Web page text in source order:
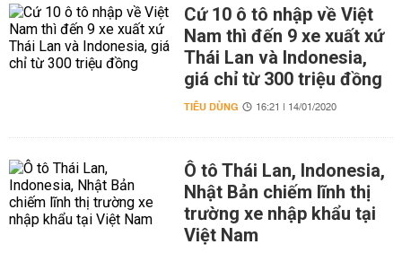
Cứ 10 ô tô nhập về Việt
Nam thì đến 9 xe xuất xứ
Thái Lan và Indonesia,
giá chỉ từ 300 triệu đồng
TIÊU DÙNG 16:21 | 14/01/2020
Ô tô Thái Lan, Indonesia,
Nhật Bản chiếm lĩnh thị
trường xe nhập khẩu tại
Việt Nam